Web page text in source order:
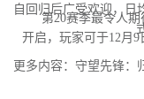
自回归后广受欢迎，日
第20赛季最令人期待
开启，玩家可于12月
更多内容：守望先锋：